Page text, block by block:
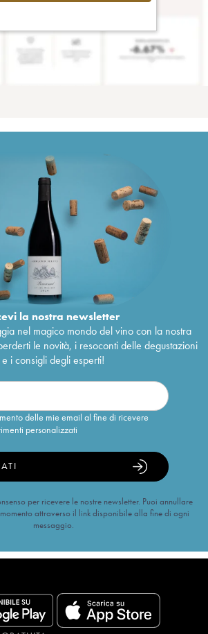
la nostra newsletter
nel magico mondo del vino con la nostra
le novità, i resoconti delle degustazioni
e i consigli degli esperti!
delle mie email al fine di ricevere
personalizzati
per ricevere le nostre newsletter. Puoi annullare
attraverso il link disponibile alla fine di ogni
messaggio.